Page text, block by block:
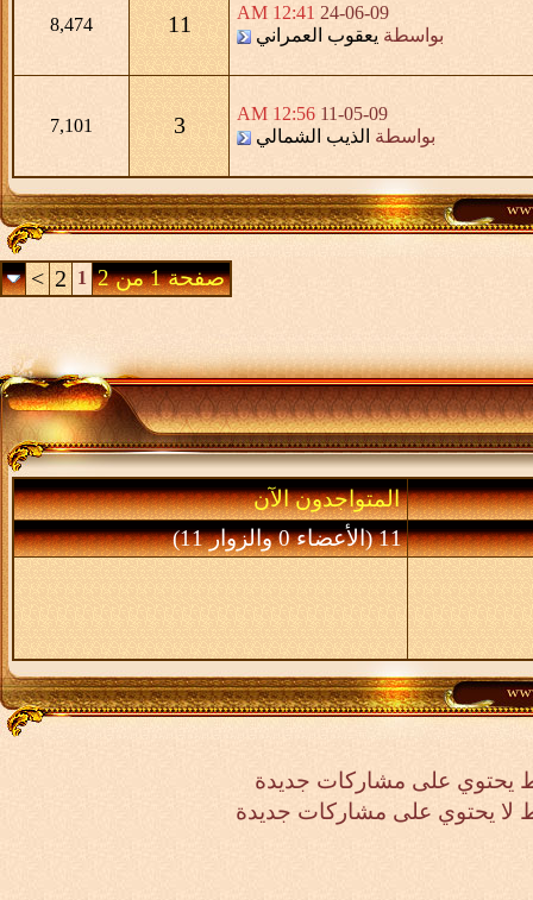
24-06-09
12:41 AM
بواسطة يعقوب العمراني 11
8,474
11-05-09
12:56 AM
بواسطة الذيب الشمالي 3
7,101
صفحة 1 من 2 1
2
>
المتواجدون الآن
11 (الأعضاء 0 والزوار 11)
يحتوي على مشاركات جديدة
يحتوي على مشاركات جديدة